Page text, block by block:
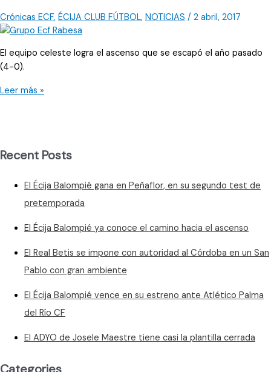
Crónicas ECF, ÉCIJA CLUB FÚTBOL, NOTICIAS / 2 abril, 2017
El equipo celeste logra el ascenso que se escapó el año pasado
(4-0).
A
Leer más »
Recent Posts
El Écija Balompié gana en Peñaflor, en su segundo test de
pretemporada
El Écija Balompié ya conoce el camino hacia el ascenso
El Real Betis se impone con autoridad al Córdoba en un San
Pablo con gran ambiente
El Écija Balompié vence en su estreno ante Atlético Palma
del Río CF
El ADYO de Josele Maestre tiene casi la plantilla cerrada